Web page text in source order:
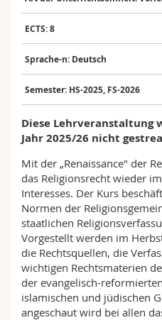
Math.-Nat. und Med.
Interfakultär
Mitarbeitende
Doktorierende
Webmail
MyUnifr
ECTS: 8
Sprache-n: Deutsch
Semester: HS-2025, FS-2026
Diese Lehrveranstaltung
Jahr 2025/26 nicht
Mit der „Renaissance" der
das Religionsrecht wieder
Interesses. Der Kurs
Normen der
staatlichen
Vorgestellt werden im
die Rechtsquellen, die
wichtigen Rechtsmaterien
der evangelisch-
islamischen und jüdischen
angeschaut wird bei allen